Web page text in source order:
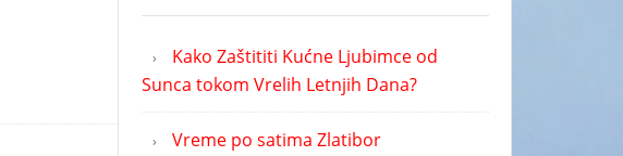
Kako Zaštititi Kućne Ljubimce od
Sunca tokom Vrelih Letnjih Dana?
Vreme po satima Zlatibor